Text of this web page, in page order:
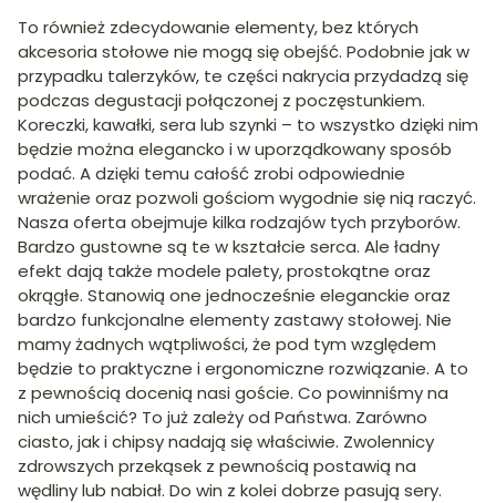
To również zdecydowanie elementy, bez których
akcesoria stołowe nie mogą się obejść. Podobnie jak w
przypadku talerzyków, te części nakrycia przydadzą się
podczas degustacji połączonej z poczęstunkiem.
Koreczki, kawałki, sera lub szynki – to wszystko dzięki nim
będzie można elegancko i w uporządkowany sposób
podać. A dzięki temu całość zrobi odpowiednie
wrażenie oraz pozwoli gościom wygodnie się nią raczyć.
Nasza oferta obejmuje kilka rodzajów tych przyborów.
Bardzo gustowne są te w kształcie serca. Ale ładny
efekt dają także modele palety, prostokątne oraz
okrągłe. Stanowią one jednocześnie eleganckie oraz
bardzo funkcjonalne elementy zastawy stołowej. Nie
mamy żadnych wątpliwości, że pod tym względem
będzie to praktyczne i ergonomiczne rozwiązanie. A to
z pewnością docenią nasi goście. Co powinniśmy na
nich umieścić? To już zależy od Państwa. Zarówno
ciasto, jak i chipsy nadają się właściwie. Zwolennicy
zdrowszych przekąsek z pewnością postawią na
wędliny lub nabiał. Do win z kolei dobrze pasują sery.